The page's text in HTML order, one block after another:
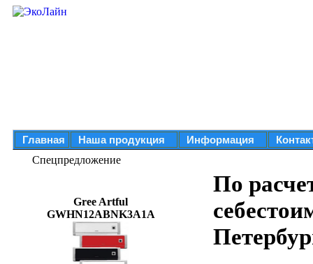
Главная Наша продукция Информация
Спецпредложение
Gree Artful
GWHN12ABNK3A1A
По